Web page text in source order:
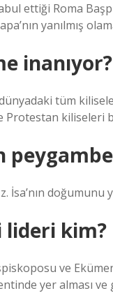
ettiği Roma
yanılmış
inanıyor?
tüm
Protestan kiliseleri
İsa’nın doğumunu
lideri kim?
ve
yer alması